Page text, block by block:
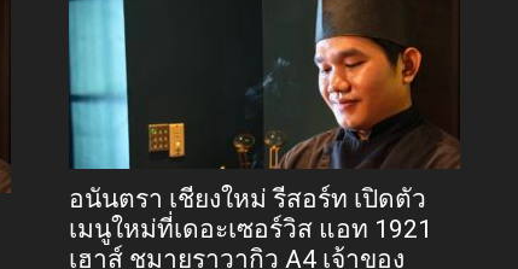
อนันตรา เชียงใหม่ รีสอร์ท เปิดตัว
เมนูใหม่ที่เดอะเซอร์วิส แอท 1921
เฮาส์ ชูมายูราวากิว A4 เจ้าของ